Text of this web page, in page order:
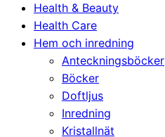
Health & Beauty
Health Care
Hem och inredning
Anteckningsböcker
Böcker
Doftljus
Inredning
Kristallnät